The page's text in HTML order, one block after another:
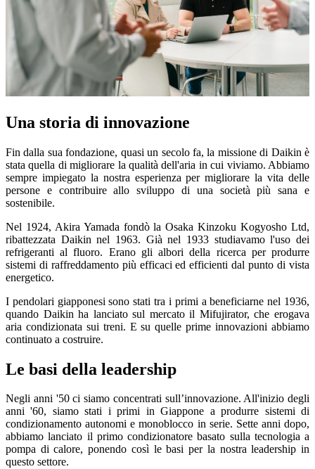
Una storia di innovazione
Fin dalla sua fondazione, quasi un secolo fa, la missione di Daikin è
stata quella di migliorare la qualità dell'aria in cui viviamo. Abbiamo
sempre impiegato la nostra esperienza per migliorare la vita delle
persone e contribuire allo sviluppo di una società più sana e
sostenibile.
Nel 1924, Akira Yamada fondò la Osaka Kinzoku Kogyosho Ltd,
ribattezzata Daikin nel 1963. Già nel 1933 studiavamo l'uso dei
refrigeranti al fluoro. Erano gli albori della ricerca per produrre
sistemi di raffreddamento più efficaci ed efficienti dal punto di vista
energetico.
I pendolari giapponesi sono stati tra i primi a beneficiarne nel 1936,
quando Daikin ha lanciato sul mercato il Mifujirator, che erogava
aria condizionata sui treni. E su quelle prime innovazioni abbiamo
continuato a costruire.
Le basi della leadership
Negli anni '50 ci siamo concentrati sull’innovazione. All'inizio degli
anni '60, siamo stati i primi in Giappone a produrre sistemi di
condizionamento autonomi e monoblocco in serie. Sette anni dopo,
abbiamo lanciato il primo condizionatore basato sulla tecnologia a
pompa di calore, ponendo così le basi per la nostra leadership in
questo settore.